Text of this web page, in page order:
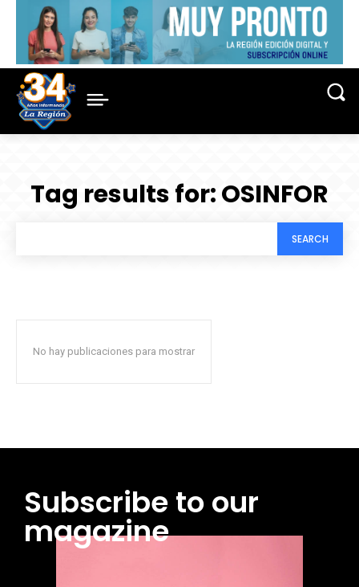
Tag results for:OSINFOR
SEARCH
No hay publicaciones para mostrar
Subscribe to our
magazine